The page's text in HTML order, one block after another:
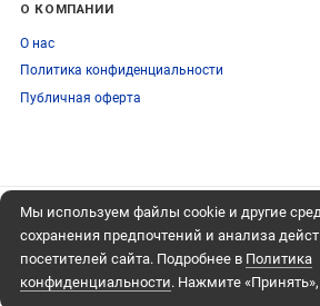
Мы используем файлы cookie и другие
сохранения предпочтений и анализа
посетителей сайта. Подробнее в Политика
конфиденциальности. Нажмите «Принять»,
О КОМПАНИИ
О нас
Политика конфиденциальности
Публичная оферта
ПОДПИСЫВАЙТЕСЬ
НА НАШУ РАССЫЛКУ
Подписаться